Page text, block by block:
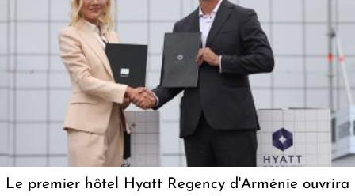
Le premier hôtel Hyatt Regency d'Arménie ouvrira